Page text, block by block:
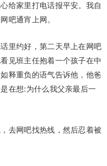
给家里打电话报平安。我自
吧通宵上网。
里约好，第二天早上在网吧
见班主任抱着一个孩子在中
释重负的语气告诉他，他爸
在想:为什么我父亲最后一
去网吧找热线，然后忍着被